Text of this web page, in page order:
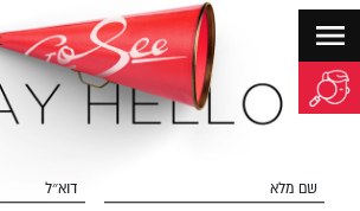
שם מלא דוא״ל